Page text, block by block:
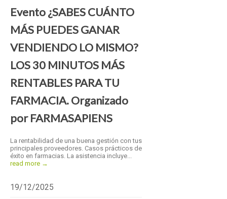
Evento ¿SABES CUÁNTO
MÁS PUEDES GANAR
VENDIENDO LO MISMO?
LOS 30 MINUTOS MÁS
RENTABLES PARA TU
FARMACIA. Organizado
por FARMASAPIENS
La rentabilidad de una buena gestión con tus
principales proveedores. Casos prácticos de
éxito en farmacias. La asistencia incluye...
read more →
19/12/2025